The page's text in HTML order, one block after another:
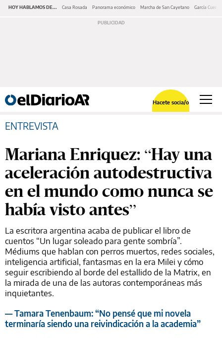
HOY HABLAMOS DE... Casa Rosada Panorama económico Marcha de San Cayetano García Cuerva
Hacete socia/o
ENTREVISTA
Mariana Enriquez: “Hay una
aceleración autodestructiva
en el mundo como nunca se
había visto antes”
La escritora argentina acaba de publicar el libro de
cuentos “Un lugar soleado para gente sombría”.
Médiums que hablan con perros muertos, redes sociales,
inteligencia artificial, fantasmas en la era Milei y cómo
seguir escribiendo al borde del estallido de la Matrix, en
la mirada de una de las autoras contemporáneas más
inquietantes.
— Tamara Tenenbaum: “No pensé que mi novela
terminaría siendo una reivindicación a la academia”